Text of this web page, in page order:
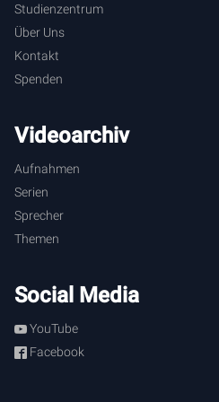
dem Mund Gottes erfolgt.
Studienzentrum
Über Uns
Kontakt
Spenden
Videoarchiv
Aufnahmen
Serien
Sprecher
Themen
Social Media
YouTube
Facebook